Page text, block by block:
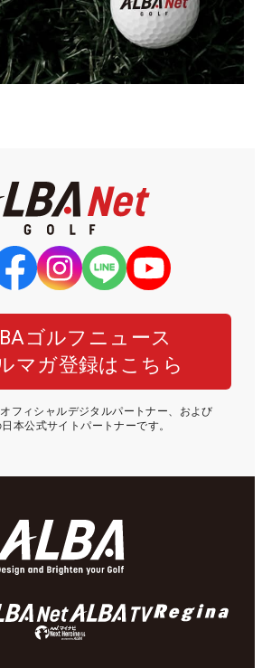
ゴルフニュース
マガ登録はこちら
フィシャルデジタルパートナー、および
日本公式サイトパートナーです。